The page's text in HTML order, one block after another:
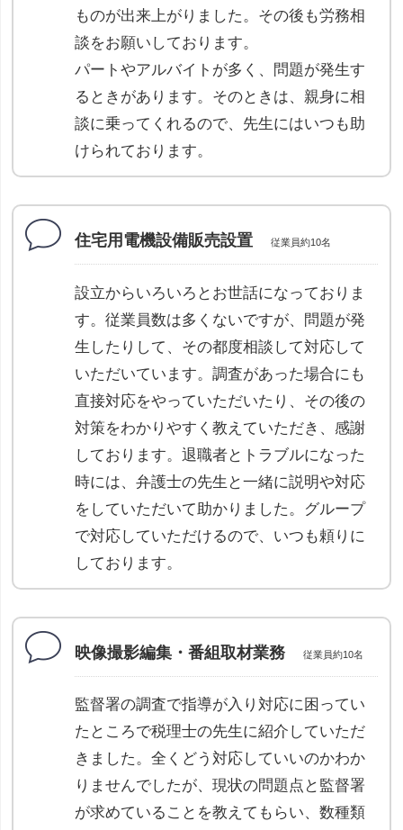
ものが出来上がりました。その後も労務相
談をお願いしております。
パートやアルバイトが多く、問題が発生す
るときがあります。そのときは、親身に相
談に乗ってくれるので、先生にはいつも助
けられております。
住宅用電機設備販売設置 従業員約10名
設立からいろいろとお世話になっておりま
す。従業員数は多くないですが、問題が発
生したりして、その都度相談して対応して
いただいています。調査があった場合にも
直接対応をやっていただいたり、その後の
対策をわかりやすく教えていただき、感謝
しております。退職者とトラブルになった
時には、弁護士の先生と一緒に説明や対応
をしていただいて助かりました。グループ
で対応していただけるので、いつも頼りに
しております。
映像撮影編集・番組取材業務 従業員約10名
監督署の調査で指導が入り対応に困ってい
たところで税理士の先生に紹介していただ
きました。全くどう対応していいのかわか
りませんでしたが、現状の問題点と監督署
が求めていることを教えてもらい、数種類